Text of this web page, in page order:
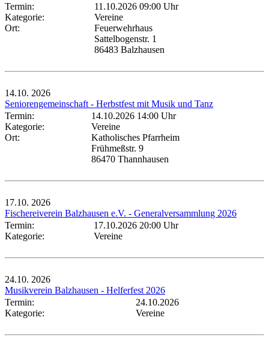
Termin:
11.10.2026 09:00 Uhr
Kategorie:
Vereine
Ort:
Feuerwehrhaus
Sattelbogenstr. 1
86483 Balzhausen
14.10. 2026
Seniorengemeinschaft - Herbstfest mit Musik und Tanz
Termin:
14.10.2026 14:00 Uhr
Kategorie:
Vereine
Ort:
Katholisches Pfarrheim
Frühmeßstr. 9
86470 Thannhausen
17.10. 2026
Fischereiverein Balzhausen e.V. - Generalversammlung 2026
Termin:
17.10.2026 20:00 Uhr
Kategorie:
Vereine
24.10. 2026
Musikverein Balzhausen - Helferfest 2026
Termin:
24.10.2026
Kategorie:
Vereine